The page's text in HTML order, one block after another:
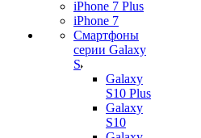
iPhone 7 Plus
iPhone 7
Смартфоны
серии Galaxy
S
Galaxy
S10 Plus
Galaxy
S10